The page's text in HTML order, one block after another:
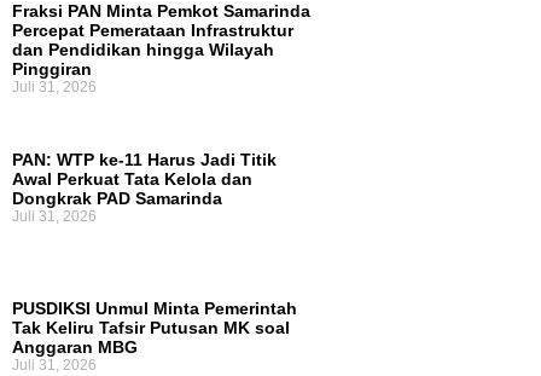
Fraksi PAN Minta Pemkot Samarinda
Percepat Pemerataan Infrastruktur
dan Pendidikan hingga Wilayah
Pinggiran
Juli 31, 2026
PAN: WTP ke-11 Harus Jadi Titik
Awal Perkuat Tata Kelola dan
Dongkrak PAD Samarinda
Juli 31, 2026
PUSDIKSI Unmul Minta Pemerintah
Tak Keliru Tafsir Putusan MK soal
Anggaran MBG
Juli 31, 2026